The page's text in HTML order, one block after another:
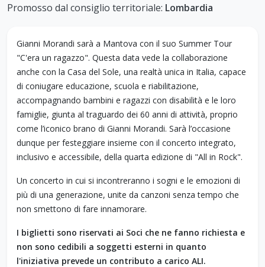
Promosso dal consiglio territoriale: Lombardia
Gianni Morandi sarà a Mantova con il suo Summer Tour
"C'era un ragazzo". Questa data vede la collaborazione
anche con la Casa del Sole, una realtà unica in Italia, capace
di coniugare educazione, scuola e riabilitazione,
accompagnando bambini e ragazzi con disabilità e le loro
famiglie, giunta al traguardo dei 60 anni di attività, proprio
come l’iconico brano di Gianni Morandi. Sarà l’occasione
dunque per festeggiare insieme con il concerto integrato,
inclusivo e accessibile, della quarta edizione di "All in Rock".
Un concerto in cui si incontreranno i sogni e le emozioni di
più di una generazione, unite da canzoni senza tempo che
non smettono di fare innamorare.
I biglietti sono riservati ai Soci che ne fanno richiesta e
non sono cedibili a soggetti esterni in quanto
l'iniziativa prevede un contributo a carico ALI.